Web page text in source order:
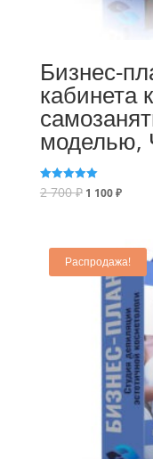
Бизнес-
кабинета
моделью,
Оценка
5.00
2 700₽ 1 100₽
Распродажа!